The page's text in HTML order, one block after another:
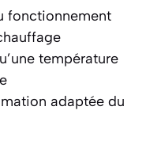
fonctionnement
température
adaptée du